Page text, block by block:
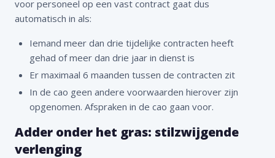
voor personeel op een vast contract gaat dus
automatisch in als:
Iemand meer dan drie tijdelijke contracten heeft
gehad of meer dan drie jaar in dienst is
Er maximaal 6 maanden tussen de contracten zit
In de cao geen andere voorwaarden hierover zijn
opgenomen. Afspraken in de cao gaan voor.
Adder onder het gras: stilzwijgende
verlenging